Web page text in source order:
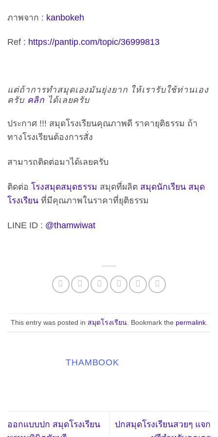
ภาพจาก : kanbokeh
Ref : https://pantip.com/topic/36999813
แต่ถ้าการทำสมุดเองมันยุ่งยาก ให้เรารับใช้ท่านเอง
ครับ คลิก ได้เลยครับ
ประกาศ !!! สมุดโรงเรียนคุณภาพดี ราคายุติธรรม ถ้า
ทางโรงเรียนต้องการสั่ง
สามารถติดต่อมาได้เลยครับ
ติดต่อ โรงสมุดสมุดธรรม สมุดที่ผลิต สมุดนักเรียน สมุด
โรงเรียน ที่มีคุณภาพในราคาที่ยุติธรรม
LINE ID : @thamwiwat
This entry was posted in สมุดโรงเรียน. Bookmark the permalink.
THAMBOOK
ออกแบบปก สมุดโรงเรียน
ปกสมุดโรงเรียนสวยๆ แจก